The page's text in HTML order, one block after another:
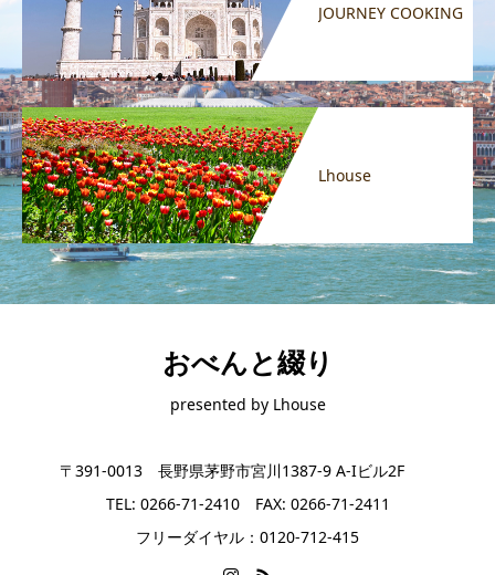
JOURNEY COOKING
Lhouse
おべんと綴り
presented by Lhouse
〒391-0013 長野県茅野市宮川1387-9 A-Iビル2F
TEL: 0266-71-2410 FAX: 0266-71-2411
フリーダイヤル：0120-712-415